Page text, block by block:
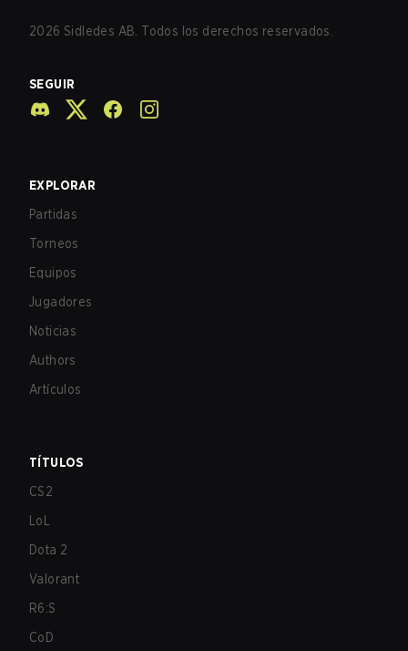
2026 Sidledes AB. Todos los derechos reservados.
SEGUIR
EXPLORAR
Partidas
Torneos
Equipos
Jugadores
Noticias
Authors
Artículos
TÍTULOS
CS2
LoL
Dota 2
Valorant
R6:S
CoD